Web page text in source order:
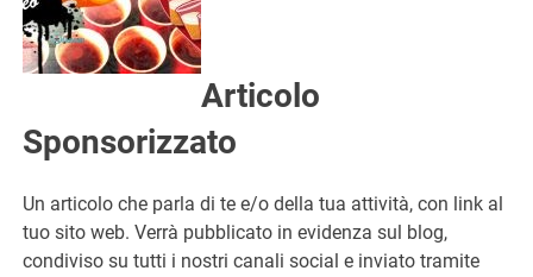
Articolo
Sponsorizzato
Un articolo che parla di te e/o della tua attività, con link al
tuo sito web. Verrà pubblicato in evidenza sul blog,
condiviso su tutti i nostri canali social e inviato tramite